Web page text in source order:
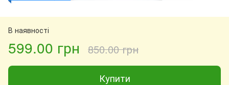
В наявності
599.00 грн 850.00 грн
Купити